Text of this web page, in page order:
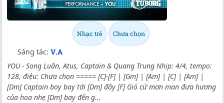
Nhạc trẻ Chưa chọn
Sáng tác: V.A
YOU - Song Luân, Atus, Captain & Quang Trung Nhịp: 4/4, tempo:
128, điệu: Chưa chọn ===== [C]-[F] | [Gm] | [Am] | [C] | [Am] |
[Dm] Captain boy bay tới [Dm] đây [F] Gió cứ mơn man đưa hương
của hoa nhẹ [Dm] bay đến g...